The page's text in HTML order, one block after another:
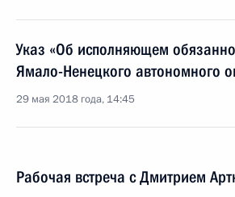
Указ «Об исполняющем
Ямало-Ненецкого автономного
29 мая 2018 года, 14:45
Рабочая встреча с Дмитрием